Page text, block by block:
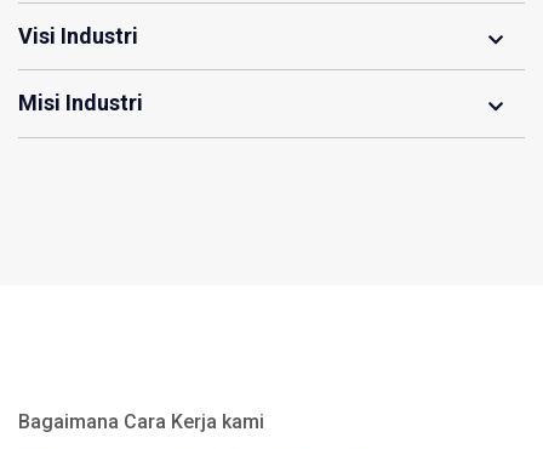
Visi Industri
Misi Industri
Bagaimana Cara Kerja kami